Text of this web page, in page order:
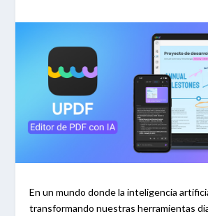
En un mundo donde la inteligencia
transformando nuestras herramientas